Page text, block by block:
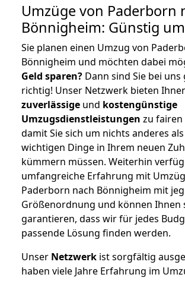
Umzüge von Paderborn
Bönnigheim: Günstig
Sie planen einen Umzug von
Bönnigheim und möchten dabei
Geld sparen? Dann sind Sie bei uns
richtig! Unser Netzwerk bieten
zuverlässige und kostengünstige
Umzugsdienstleistungen zu fairen
damit Sie sich um nichts anderes
wichtigen Dinge in Ihrem neuen
kümmern müssen. Weiterhin
umfangreiche Erfahrung mit
Paderborn nach Bönnigheim mit
Größenordnung und können Ihnen
garantieren, dass wir für jedes
passende Lösung finden werden.
Unser Netzwerk ist sorgfältig
haben viele Jahre Erfahrung im